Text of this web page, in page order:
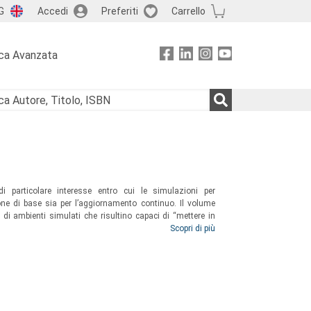
Accedi Preferiti Carrello
Avanzata
particolare interesse entro cui le simulazioni per
di base sia per l’aggiornamento continuo. Il volume
ambienti simulati che risultino capaci di “mettere in
imparare attraverso il fare senza però mettere in
Scopri di più